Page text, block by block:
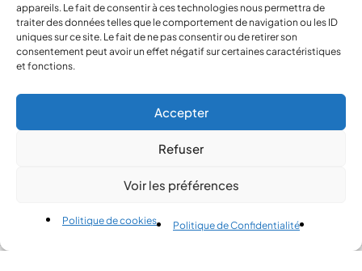
appareils. Le fait de consentir à ces technologies nous permettra de
traiter des données telles que le comportement de navigation ou les ID
uniques sur ce site. Le fait de ne pas consentir ou de retirer son
consentement peut avoir un effet négatif sur certaines caractéristiques
et fonctions.
Accepter
Refuser
Voir les préférences
Politique de cookies Politique de Confidentialité
Copyright 2024 © Pirlove. Tous droits réservés